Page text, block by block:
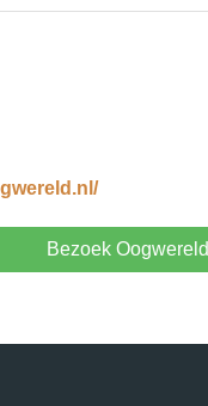
Bezoek Oogwereld